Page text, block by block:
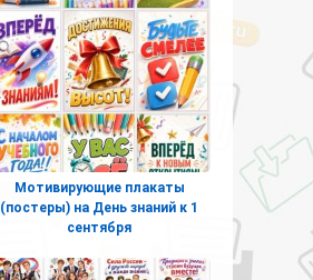
Мотивирующие плакаты
(постеры) на День знаний к 1
сентября